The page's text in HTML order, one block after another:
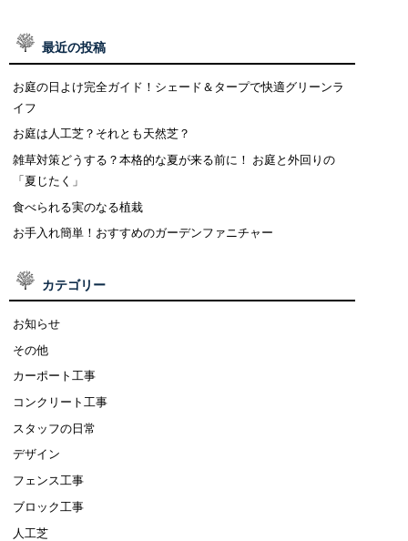
最近の投稿
お庭の日よけ完全ガイド！シェード＆タープで快適グリーンラ
イフ
お庭は人工芝？それとも天然芝？
雑草対策どうする？本格的な夏が来る前に！ お庭と外回りの
「夏じたく」
食べられる実のなる植栽
お手入れ簡単！おすすめのガーデンファニチャー
カテゴリー
お知らせ
その他
カーポート工事
コンクリート工事
スタッフの日常
デザイン
フェンス工事
ブロック工事
人工芝